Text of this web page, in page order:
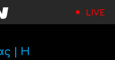
LIVE
| Η